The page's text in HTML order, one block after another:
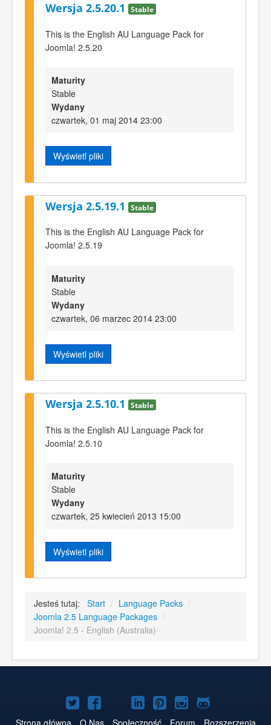
Wersja 2.5.20.1 Stable
This is the English AU Language Pack for
Joomla! 2.5.20
Maturity
Stable
Wydany
czwartek, 01 maj 2014 23:00
Wyświetl pliki
Wersja 2.5.19.1 Stable
This is the English AU Language Pack for
Joomla! 2.5.19
Maturity
Stable
Wydany
czwartek, 06 marzec 2014 23:00
Wyświetl pliki
Wersja 2.5.10.1 Stable
This is the English AU Language Pack for
Joomla! 2.5.10
Maturity
Stable
Wydany
czwartek, 25 kwiecień 2013 15:00
Wyświetl pliki
Jesteś tutaj: Start / Language Packs /
Joomla 2.5 Language Packages /
Joomla! 2.5 - English (Australia)
Joomla!Joomla!Joomla!
Joomla!Joomla!
Joomla!Joomla!